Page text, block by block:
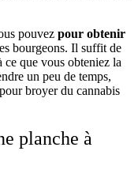
pouvez pour obtenir
bourgeons. Il suffit de
ce que vous obteniez la
un peu de temps,
broyer du cannabis
planche à